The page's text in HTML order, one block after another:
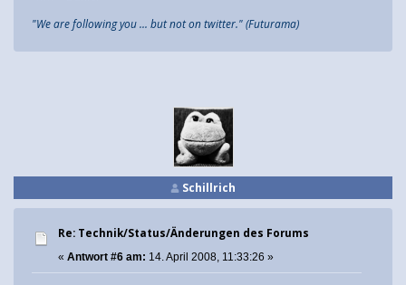
"We are following you ... but not on twitter." (Futurama)
Schillrich
Re: Technik/Status/Änderungen des Forums
« Antwort #6 am: 14. April 2008, 11:33:26 »